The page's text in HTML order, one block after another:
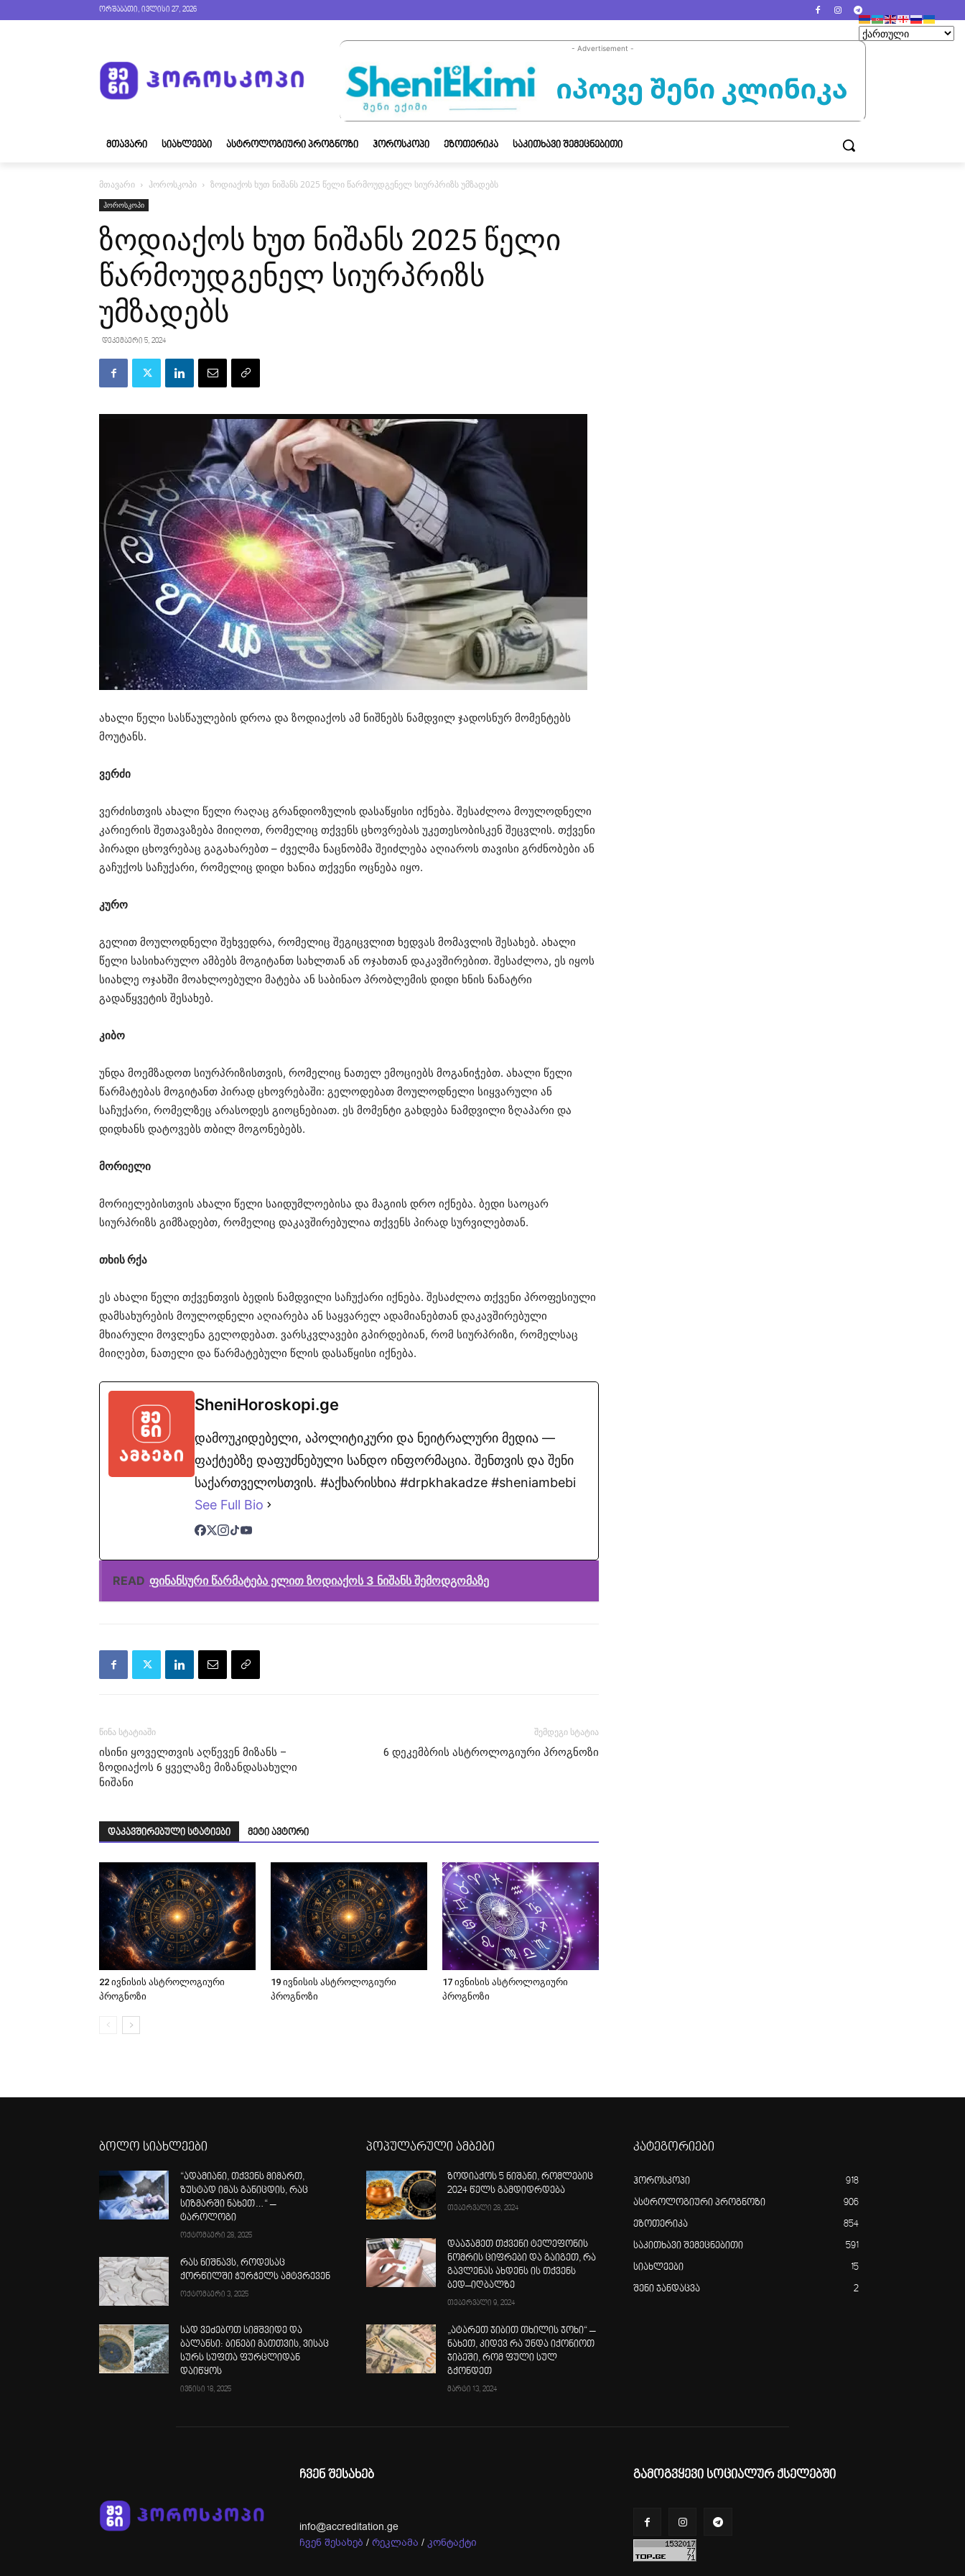
ორშაბათი, ივლისი 27, 2026
- Advertisement -
ᲛᲗᲐᲕᲐᲠᲘ ᲡᲘᲐᲮᲚᲔᲔᲑᲘ ᲐᲡᲢᲠᲝᲚᲝᲒᲘᲣᲠᲘ ᲞᲠᲝᲒᲜᲝᲖᲘ ᲰᲝᲠᲝᲡᲙᲝᲞᲘ ᲔᲖᲝᲗᲔᲠᲘᲙᲐ ᲡᲐᲙᲘᲗᲮᲐᲕᲘ ᲨᲔᲛᲔᲪᲜᲔᲑᲘᲗᲘ
მთავარი ჰოროსკოპი ზოდიაქოს ხუთ ნიშანს 2025 წელი წარმოუდგენელ სიურპრიზს უმზადებს
ჰოროსკოპი
ზოდიაქოს ხუთ ნიშანს 2025 წელი
წარმოუდგენელ სიურპრიზს
უმზადებს
დეკემბერი 5, 2024
ახალი წელი სასწაულების დროა და ზოდიაქოს ამ ნიშნებს ნამდვილ ჯადოსნურ მომენტებს
მოუტანს.
ვერძი
ვერძისთვის ახალი წელი რაღაც გრანდიოზულის დასაწყისი იქნება. შესაძლოა მოულოდნელი
კარიერის შეთავაზება მიიღოთ, რომელიც თქვენს ცხოვრებას უკეთესობისკენ შეცვლის. თქვენი
პირადი ცხოვრებაც გაგახარებთ – ძველმა ნაცნობმა შეიძლება აღიაროს თავისი გრძნობები ან
გაჩუქოს საჩუქარი, რომელიც დიდი ხანია თქვენი ოცნება იყო.
კურო
გელით მოულოდნელი შეხვედრა, რომელიც შეგიცვლით ხედვას მომავლის შესახებ. ახალი
წელი სასიხარულო ამბებს მოგიტანთ სახლთან ან ოჯახთან დაკავშირებით. შესაძლოა, ეს იყოს
სიახლე ოჯახში მოახლოებული მატება ან საბინაო პრობლემის დიდი ხნის ნანატრი
გადაწყვეტის შესახებ.
კიბო
უნდა მოემზადოთ სიურპრიზისთვის, რომელიც ნათელ ემოციებს მოგანიჭებთ. ახალი წელი
წარმატებას მოგიტანთ პირად ცხოვრებაში: გელოდებათ მოულოდნელი სიყვარული ან
საჩუქარი, რომელზეც არასოდეს გიოცნებიათ. ეს მომენტი გახდება ნამდვილი ზღაპარი და
დიდხანს დატოვებს თბილ მოგონებებს.
მორიელი
მორიელებისთვის ახალი წელი საიდუმლოებისა და მაგიის დრო იქნება. ბედი საოცარ
სიურპრიზს გიმზადებთ, რომელიც დაკავშირებულია თქვენს პირად სურვილებთან.
თხის რქა
ეს ახალი წელი თქვენთვის ბედის ნამდვილი საჩუქარი იქნება. შესაძლოა თქვენი პროფესიული
დამსახურების მოულოდნელი აღიარება ან საყვარელ ადამიანებთან დაკავშირებული
მხიარული მოვლენა გელოდებათ. ვარსკვლავები გპირდებიან, რომ სიურპრიზი, რომელსაც
მიიღებთ, ნათელი და წარმატებული წლის დასაწყისი იქნება.
SheniHoroskopi.ge
დამოუკიდებელი, აპოლიტიკური და ნეიტრალური მედია —
ფაქტებზე დაფუძნებული სანდო ინფორმაცია. შენთვის და შენი
საქართველოსთვის. #აქხარისხია #drpkhakadze #sheniambebi
See Full Bio
READ ფინანსური წარმატება ელით ზოდიაქოს 3 ნიშანს შემოდგომაზე
წინა სტატიაში
ისინი ყოველთვის აღწევენ მიზანს –
ზოდიაქოს 6 ყველაზე მიზანდასახული
ნიშანი
შემდეგი სტატია
6 დეკემბრის ასტროლოგიური პროგნოზი
დაკავშირებული სტატიები მეტი ავტორი
22 ივნისის ასტროლოგიური
პროგნოზი
19 ივნისის ასტროლოგიური
პროგნოზი
17 ივნისის ასტროლოგიური
პროგნოზი
ბოლო სიახლეები
“ადამიანი, თქვენს მიმართ,
ზუსტად იმას განიცდის, რაც
სიზმარში ნახეთ…“ –
ტაროლოგი
ოქტომბერი 28, 2025
რას ნიშნავს, როდესაც
ქორწილში ჭურჭელს ამტვრევენ
ოქტომბერი 3, 2025
სად ვეძებოთ სიმშვიდე და
ბალანსი: ბინები მათთვის, ვისაც
სურს სუფთა ფურცლიდან
დაიწყოს
ივნისი 18, 2025
პოპულარული ამბები
ზოდიაქოს 5 ნიშანი, რომლებიც
2024 წელს გამდიდრდება
თებერვალი 28, 2024
დააჯამეთ თქვენი ტელეფონის
ნომრის ციფრები და გაიგეთ, რა
გავლენას ახდენს ის თქვენს
ბედ–იღბალზე
თებერვალი 9, 2024
„ატარეთ ჯიბით თხილის ჯოხი“ –
ნახეთ, კიდევ რა უნდა იქონიოთ
ჯიბეში, რომ ფული სულ
გქონდეთ
მარტი 13, 2024
კატეგორიები
ჰოროსკოპი 918
ასტროლოგიური პროგნოზი 906
ეზოთერიკა 854
საკითხავი შემეცნებითი 591
სიახლეები 15
შენი ჯანდაცვა 2
ჩვენ შესახებ
info@accreditation.ge
ჩვენ შესახებ / რეკლამა / კონტაქტი
გამოგვყევი სოციალურ ქსელებში